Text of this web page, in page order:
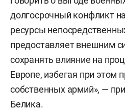
долгосрочный конфликт
ресурсы
предоставляет внешним
сохранять влияние на
Европе, избегая при этом
собственных армий», —
Белика.